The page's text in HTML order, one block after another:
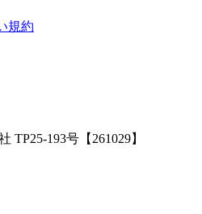
規約
193号【261029】